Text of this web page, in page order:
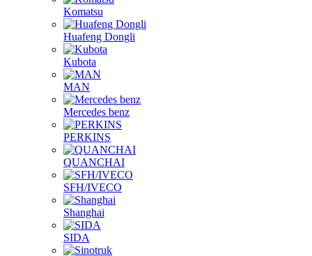
Komatsu
Huafeng Dongli
Kubota
MAN
Mercedes benz
PERKINS
QUANCHAI
SFH/IVECO
Shanghai
SIDA